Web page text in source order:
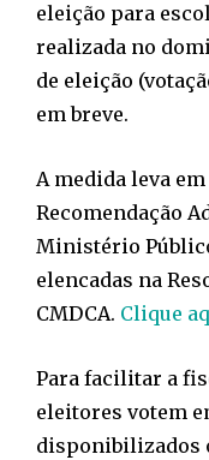
eleição para
realizada no
de eleição
em breve.
A medida leva
Recomendação
Ministério
elencadas na
CMDCA. Clique
Para facilitar a
eleitores votem
disponibilizados